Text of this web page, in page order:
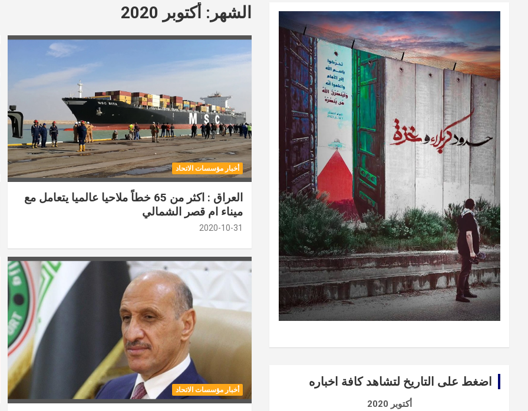
الشهر: أكتوبر 2020
أخبار مؤسسات الاتحاد
العراق : اكثر من 65 خطاً ملاحيا عالميا يتعامل مع
ميناء ام قصر الشمالي
2020-10-31
أخبار مؤسسات الاتحاد
اضغط على التاريخ لتشاهد كافة اخباره
أكتوبر 2020